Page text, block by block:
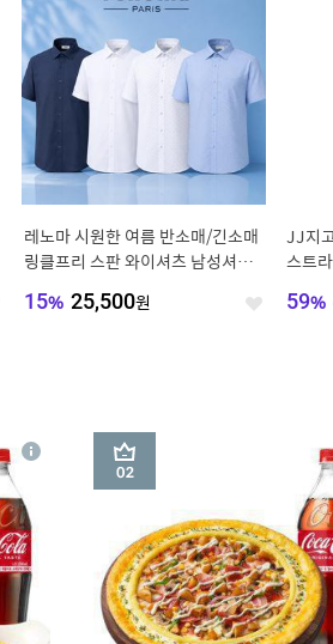
레노마 시원한 여름 반소매/긴소매
링클프리 스판 와이셔츠 남성셔츠
15% 25,500원 좋
JJ지
스트
59%
상
2